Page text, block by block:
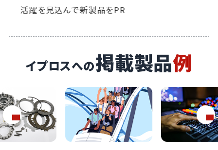
り自社製品の活躍の場が広がっています
イプロスへの掲載製品例